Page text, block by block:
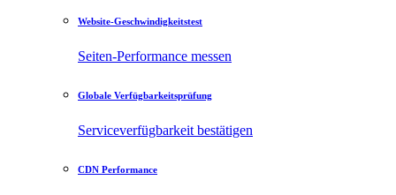
Website-Geschwindigkeitstest
Seiten-Performance messen
Globale Verfügbarkeitsprüfung
Serviceverfügbarkeit bestätigen
CDN Performance